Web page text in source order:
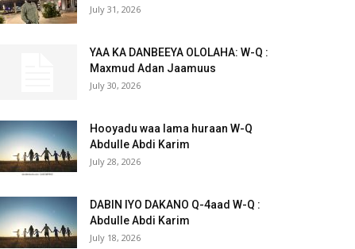
July 31, 2026
YAA KA DANBEEYA OLOLAHA: W-Q :
Maxmud Adan Jaamuus
July 30, 2026
Hooyadu waa lama huraan W-Q
Abdulle Abdi Karim
July 28, 2026
DABIN IYO DAKANO Q-4aad W-Q :
Abdulle Abdi Karim
July 18, 2026